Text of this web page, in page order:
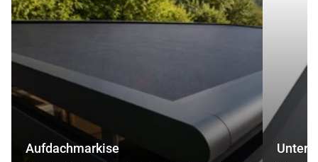
Aufdachmarkise